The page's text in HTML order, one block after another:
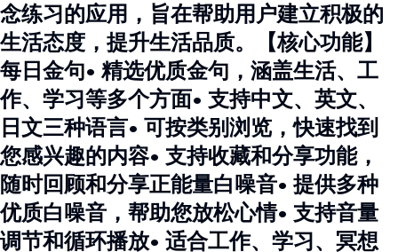
念练习的应用，旨在帮助用户建立积极的
生活态度，提升生活品质。【核心功能】
每日金句• 精选优质金句，涵盖生活、工
作、学习等多个方面• 支持中文、英文、
日文三种语言• 可按类别浏览，快速找到
您感兴趣的内容• 支持收藏和分享功能，
随时回顾和分享正能量白噪音• 提供多种
优质白噪音，帮助您放松心情• 支持音量
调节和循环播放• 适合工作、学习、冥想